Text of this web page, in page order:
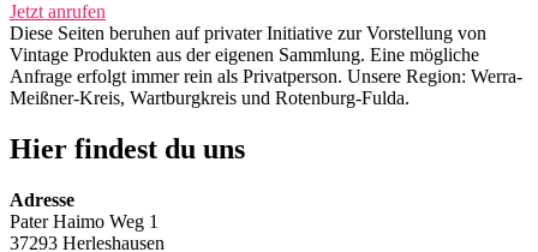
Jetzt anrufen
Diese Seiten beruhen auf privater Initiative zur Vorstellung von
Vintage Produkten aus der eigenen Sammlung. Eine mögliche
Anfrage erfolgt immer rein als Privatperson. Unsere Region: Werra-
Meißner-Kreis, Wartburgkreis und Rotenburg-Fulda.
Hier findest du uns
Adresse
Pater Haimo Weg 1
37293 Herleshausen